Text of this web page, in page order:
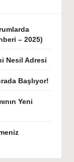
– 2025)
Nesil Adresi
Başlıyor!
Yeni